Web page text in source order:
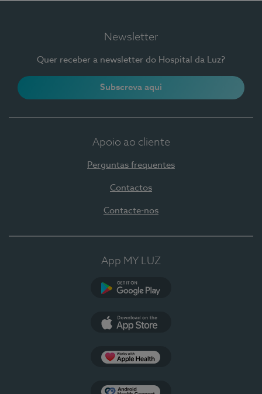
Newsletter
Quer receber a newsletter do Hospital da Luz?
Subscreva aqui
Apoio ao cliente
Perguntas frequentes
Contactos
Contacte-nos
App MY LUZ